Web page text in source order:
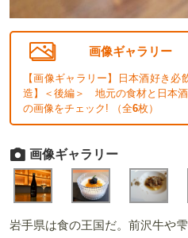
画像ギャラリー
【画像ギャラリー】日本酒好き
造】＜後編＞ 地元の食材と日本酒
の画像をチェック! （全6枚）
画像ギャラリー
岩手県は食の王国だ。前沢牛や